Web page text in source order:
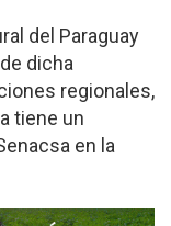
del Paraguay
dicha
regionales,
tiene un
en la